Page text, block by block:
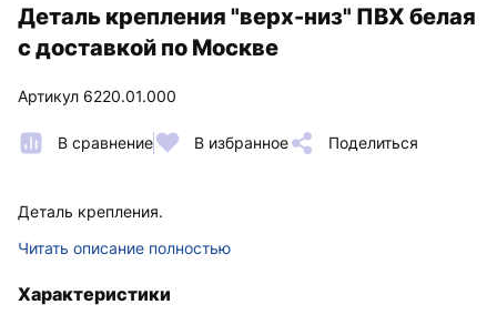
Деталь крепления "верх-низ" ПВХ белая
с доставкой по Москве
Артикул 6220.01.000
В сравнение В избранное Поделиться
Деталь крепления.
Читать описание полностью
Характеристики